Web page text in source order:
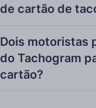
de cartão de
Dois motoristas
do Tachogram
cartão?